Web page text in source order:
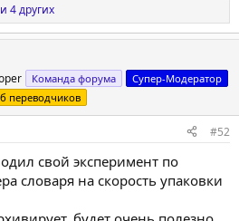
и 4 других
Команда форума
Супер-Модератор
переводчиков
#52
свой эксперимент по
словаря на скорость упаковки